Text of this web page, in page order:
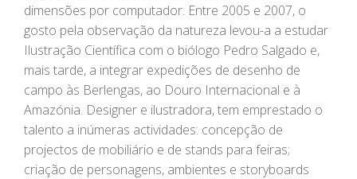
dimensões por computador. Entre 2005 e 2007, o
gosto pela observação da natureza levou-a a estudar
Ilustração Científica com o biólogo Pedro Salgado e,
mais tarde, a integrar expedições de desenho de
campo às Berlengas, ao Douro Internacional e à
Amazónia. Designer e ilustradora, tem emprestado o
talento a inúmeras actividades: concepção de
projectos de mobiliário e de stands para feiras;
criação de personagens, ambientes e storyboards